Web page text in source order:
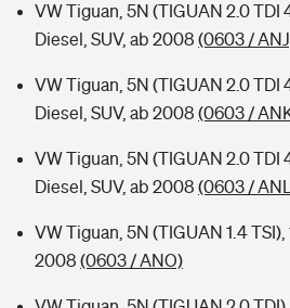
VW Tiguan, 5N (TIGUAN 2.0 TDI
Diesel, SUV, ab 2008 (0603 /
VW Tiguan, 5N (TIGUAN 2.0 TDI
Diesel, SUV, ab 2008 (0603 /
VW Tiguan, 5N (TIGUAN 2.0 TDI
Diesel, SUV, ab 2008 (0603 /
VW Tiguan, 5N (TIGUAN 1.4 TSI),
2008 (0603 / ANO)